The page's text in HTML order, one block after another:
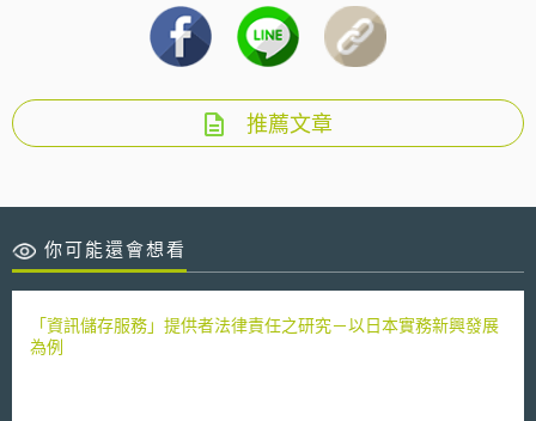
推薦文章
你可能還會想看
「資訊儲存服務」提供者法律責任之研究－以日本實務新興發展
為例